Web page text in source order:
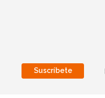
Suscríbete